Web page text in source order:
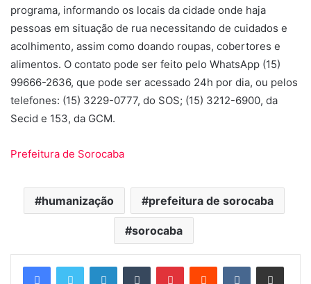
programa, informando os locais da cidade onde haja
pessoas em situação de rua necessitando de cuidados e
acolhimento, assim como doando roupas, cobertores e
alimentos. O contato pode ser feito pelo WhatsApp (15)
99666-2636, que pode ser acessado 24h por dia, ou pelos
telefones: (15) 3229-0777, do SOS; (15) 3212-6900, da
Secid e 153, da GCM.
Prefeitura de Sorocaba
humanização prefeitura de sorocaba
sorocaba
LinkedinTumblr PinterestReddit VK Compartilhar via e-mail